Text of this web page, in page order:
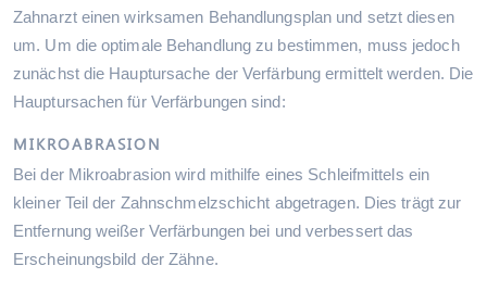
Zahnarzt einen wirksamen Behandlungsplan und setzt diesen
um. Um die optimale Behandlung zu bestimmen, muss jedoch
zunächst die Hauptursache der Verfärbung ermittelt werden. Die
Hauptursachen für Verfärbungen sind:
MIKROABRASION
Bei der Mikroabrasion wird mithilfe eines Schleifmittels ein
kleiner Teil der Zahnschmelzschicht abgetragen. Dies trägt zur
Entfernung weißer Verfärbungen bei und verbessert das
Erscheinungsbild der Zähne.